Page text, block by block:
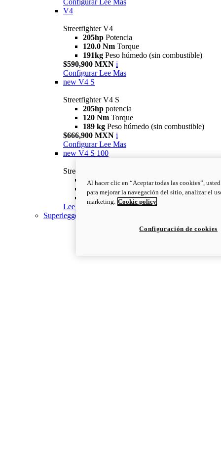
Configurar Lee Mas
V4
Streetfighter V4
205hp Potencia
120.0 Nm Torque
191kg Peso húmedo (sin combustible)
$590,900 MXN i
Configurar Lee Mas
new V4 S
Streetfighter V4 S
205hp potencia
120 Nm Torque
189 kg Peso húmedo (sin combustible)
$666,900 MXN i
Configurar Lee Mas
new V4 S 100
Streetfighter V4 S 100
205hp
Potencia
120 Nm
Torque
191kg Peso húmedo (sin combustible)
Lee Mas
Superleggera
Al hacer clic en “Aceptar todas las cookies”,
para mejorar la navegación del sitio, analizar el
marketing. Cookie policy
Configuración de cookies